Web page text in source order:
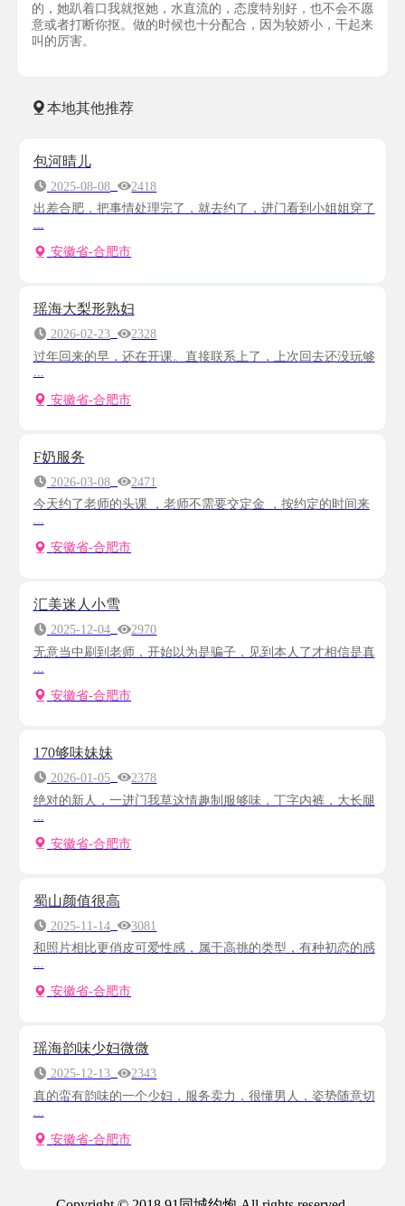
的，她趴着口我就抠她，水直流的，态度特别好，也不会不愿
意或者打断你抠。做的时候也十分配合，因为较娇小，干起来
叫的厉害。
本地其他推荐
包河晴儿
2025-08-08
2418
出差合肥，把事情处理完了，就去约了，进门看到小姐姐穿了
...
安徽省-合肥市
瑶海大梨形熟妇
2026-02-23
2328
过年回来的早，还在开课。直接联系上了，上次回去还没玩够
安徽省-合肥市
F奶服务
2026-03-08
2471
今天约了老师的头课 ，老师不需要交定金 ，按约定的时间来
...
安徽省-合肥市
汇美迷人小雪
2025-12-04
2970
无意当中刷到老师，开始以为是骗子，见到本人了才相信是真
...
安徽省-合肥市
170够味妹妹
2026-01-05
2378
绝对的新人，一进门我草这情趣制服够味，丁字内裤，大长腿
安徽省-合肥市
蜀山颜值很高
2025-11-14
3081
和照片相比更俏皮可爱性感，属于高挑的类型，有种初恋的感
...
安徽省-合肥市
瑶海韵味少妇微微
2025-12-13
2343
真的蛮有韵味的一个少妇，服务卖力，很懂男人，姿势随意切
安徽省-合肥市